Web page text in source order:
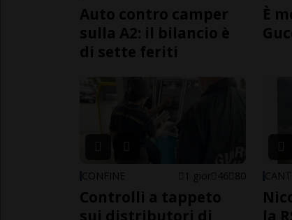
Auto contro camper
sulla A2: il bilancio è
di sette feriti
È
CONFINE 1 gior 46 80
Controlli a tappeto
sui distributori di
la